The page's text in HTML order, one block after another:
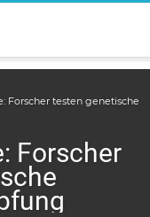
Forscher testen genetische
Forscher